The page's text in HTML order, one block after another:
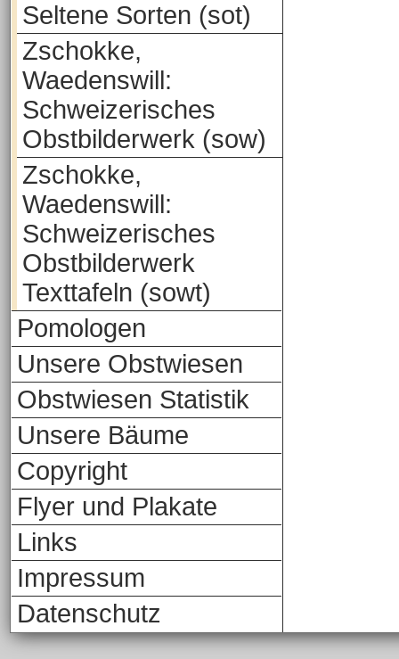
Seltene Sorten (sot)
Zschokke,
Waedenswill:
Schweizerisches
Obstbilderwerk (sow)
Zschokke,
Waedenswill:
Schweizerisches
Obstbilderwerk
Texttafeln (sowt)
Pomologen
Unsere Obstwiesen
Obstwiesen Statistik
Unsere Bäume
Copyright
Flyer und Plakate
Links
Impressum
Datenschutz